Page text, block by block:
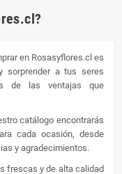
en Rosasyflores.cl es
sorprender a tus seres
de las ventajas que
catálogo encontrarás
cada ocasión, desde
y agradecimientos.
frescas y de alta calidad